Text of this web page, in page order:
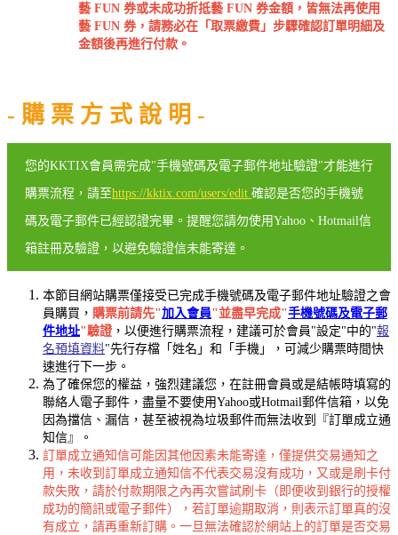
藝 FUN 券或未成功折抵藝 FUN 券金額，皆無法再使用
藝 FUN 券，請務必在「取票繳費」步驟確認訂單明細及
金額後再進行付款。
- 購 票 方 式 說 明 -
您的KKTIX會員需完成"手機號碼及電子郵件地址驗證"才能進行
購票流程，請至https://kktix.com/users/edit 確認是否您的手機號
碼及電子郵件已經認證完畢。提醒您請勿使用Yahoo、Hotmail信
箱註冊及驗證，以避免驗證信未能寄達。
本節目網站購票僅接受已完成手機號碼及電子郵件地址驗證之會
員購買， 購票前請先"加入會員"並盡早完成"手機號碼及電子郵
件地址"驗證 ，以便進行購票流程，建議可於會員"設定"中的"報
名預填資料"先行存檔「姓名」和「手機」，可減少購票時間快
速進行下一步。
為了確保您的權益，強烈建議您，在註冊會員或是結帳時填寫的
聯絡人電子郵件，盡量不要使用Yahoo或Hotmail郵件信箱，以免
因為擋信、漏信，甚至被視為垃圾郵件而無法收到『訂單成立通
知信』。
訂單成立通知信可能因其他因素未能寄達，僅提供交易通知之
用，未收到訂單成立通知信不代表交易沒有成功，又或是刷卡付
款失敗，請於付款期限之內再次嘗試刷卡（即便收到銀行的授權
成功的簡訊或電子郵件），若訂單逾期取消，則表示訂單真的沒
有成立，請再重新訂購。一旦無法確認於網站上的訂單是否交易